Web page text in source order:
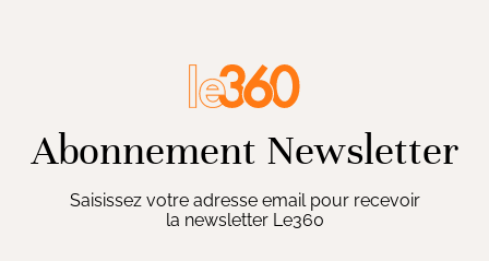
Abonnement Newsletter
Saisissez votre adresse email pour recevoir
la newsletter Le360